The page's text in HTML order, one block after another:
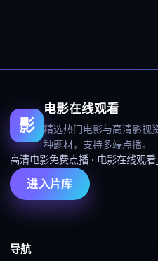
影
电影在线观看
精选热门电影与高清影视
种题材，支持多端点播。
高清电影免费点播 · 电影在线观
进入片库
导航